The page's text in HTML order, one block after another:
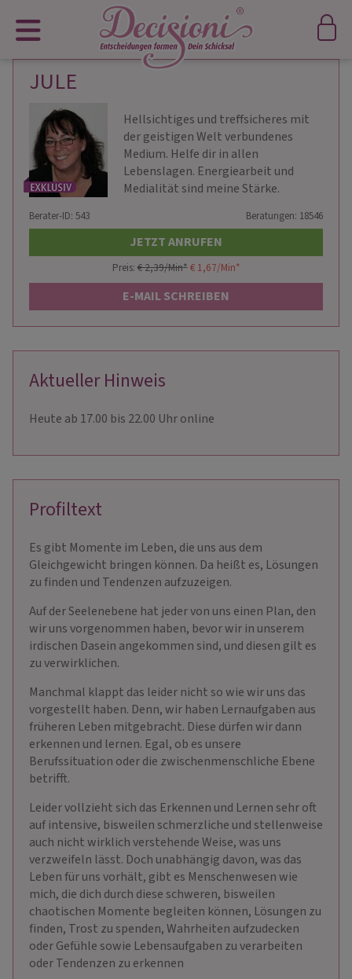
JULE
Hellsichtiges und treffsicheres mit
der geistigen Welt verbundenes
Medium. Helfe dir in allen
Lebenslagen. Energiearbeit und
Medialität sind meine Stärke.
Berater-ID: 543 Beratungen: 18546
JETZT ANRUFEN
Preis:€ 2,39/Min*€ 1,67/Min*
E-MAIL SCHREIBEN
Aktueller Hinweis
Heute ab 17.00 bis 22.00 Uhr online
Profiltext
Es gibt Momente im Leben, die uns aus dem
Gleichgewicht bringen können. Da heißt es, Lösungen
zu finden und Tendenzen aufzuzeigen.
Auf der Seelenebene hat jeder von uns einen Plan, den
wir uns vorgenommen haben, bevor wir in unserem
irdischen Dasein angekommen sind, und diesen gilt es
zu verwirklichen.
Manchmal klappt das leider nicht so wie wir uns das
vorgestellt haben. Denn, wir haben Lernaufgaben aus
früheren Leben mitgebracht. Diese dürfen wir dann
erkennen und lernen. Egal, ob es unsere
Berufssituation oder die zwischenmenschliche Ebene
betrifft.
Leider vollzieht sich das Erkennen und Lernen sehr oft
auf intensive, bisweilen schmerzliche und stellenweise
auch nicht wirklich verstehende Weise, was uns
verzweifeln lässt. Doch unabhängig davon, was das
Leben für uns vorhält, gibt es Menschenwesen wie
mich, die dich durch diese schweren, bisweilen
chaotischen Momente begleiten können, Lösungen zu
finden, Trost zu spenden, Wahrheiten aufzudecken
oder Gefühle sowie Lebensaufgaben zu verarbeiten
oder Tendenzen zu erkennen